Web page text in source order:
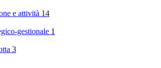
e attività 14
gestionale 1
3